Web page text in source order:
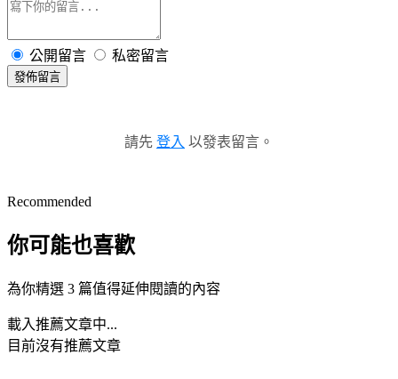
公開留言 私密留言
發佈留言
請先 登入 以發表留言。
Recommended
你可能也喜歡
為你精選 3 篇值得延伸閱讀的內容
載入推薦文章中...
目前沒有推薦文章